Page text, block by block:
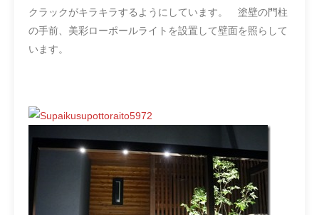
クラックがキラキラするようにしています。 塗壁の門柱
の手前、美彩ローポールライトを設置して壁面を照らして
います。